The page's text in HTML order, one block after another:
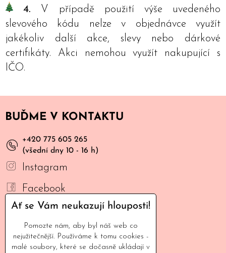
4. V případě použití výše uvedeného
slevového kódu nelze v objednávce využít
jakékoliv další akce, slevy nebo dárkové
certifikáty. Akci nemohou využít nakupující s
IČO.
BUĎME V KONTAKTU
+420 775 605 265
(všední dny 10 - 16 h)
Instagram
Facebook
YouTube
Mail
Ať se Vám neukazují hlouposti!
Pomozte nám, aby byl náš web co
nejužitečnější. Používáme k tomu cookies -
malé soubory, které se dočasně ukládají v